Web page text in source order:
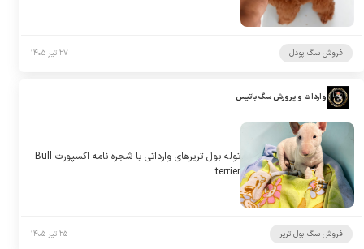
فروش سگ پودل ۲۷ تیر ۱۴۰۵
واردات و پرورش سگ باتیس
توله بول تریرهای وارداتی با شجره نامه اکسپورت Bull
terrier
فروش سگ بول تریر ۲۵ تیر ۱۴۰۵